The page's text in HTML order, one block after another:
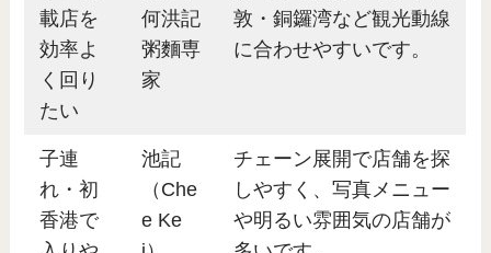
載店を
効率よ
く回り
たい
何洪記
粥麵専
家
敦・銅鑼湾など観光動線
に合わせやすいです。
子連
れ・初
香港で
池記
（Che
e Ke
チェーン展開で店舗を探
しやすく、写真メニュー
や明るい雰囲気の店舗が